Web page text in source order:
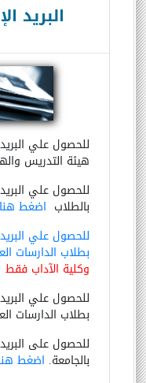
البريد
للحصول علي
هيئة التدريس
للحصول علي
بالطلاب اضغط هنا
للحصول علي
بطلاب الدارسات
وكلية الآداب فقط
للحصول علي
بطلاب الدارسات
للحصول على
بالجامعة. اضغط